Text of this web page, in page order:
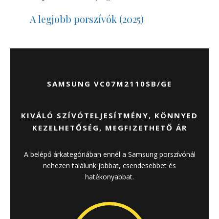
A legjobb porszívók (2025)
SAMSUNG VC07M2110SB/GE
KIVÁLÓ SZÍVÓTELJESÍTMÉNY, KÖNNYED
KEZELHETŐSÉG, MEGFIZETHETŐ ÁR
A belépő árkategóriában ennél a Samsung porszívónál
nehezen találunk jobbat, csendesebbet és
hatékonyabbat.